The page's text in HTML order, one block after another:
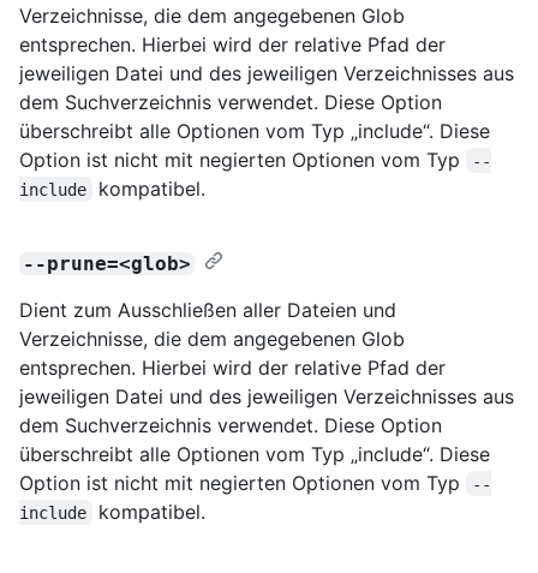
Verzeichnisse, die dem angegebenen Glob
entsprechen. Hierbei wird der relative Pfad der
jeweiligen Datei und des jeweiligen Verzeichnisses aus
dem Suchverzeichnis verwendet. Diese Option
überschreibt alle Optionen vom Typ „include“. Diese
Option ist nicht mit negierten Optionen vom Typ
--
include
kompatibel.
--prune=<glob>
Dient zum Ausschließen aller Dateien und
Verzeichnisse, die dem angegebenen Glob
entsprechen. Hierbei wird der relative Pfad der
jeweiligen Datei und des jeweiligen Verzeichnisses aus
dem Suchverzeichnis verwendet. Diese Option
überschreibt alle Optionen vom Typ „include“. Diese
Option ist nicht mit negierten Optionen vom Typ
--
include
kompatibel.